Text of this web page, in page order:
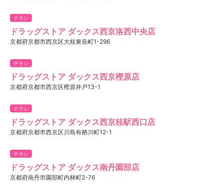
チラシ
ドラッグストア ダックス西京洛西中央店
京都府京都市西京区大枝東長町1-296
チラシ
ドラッグストア ダックス西京樫原店
京都府京都市西京区樫原井戸13-1
チラシ
ドラッグストア ダックス西京桂駅西口店
京都府京都市西京区川島有栖川町12-1
チラシ
ドラッグストア ダックス南丹園部店
京都府南丹市園部町内林町2-76